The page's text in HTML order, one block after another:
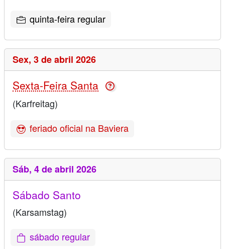
quinta-feira regular
Sex, 3 de abril 2026
Sexta-Feira Santa
(Karfreitag)
feriado oficial na Baviera
Sáb, 4 de abril 2026
Sábado Santo
(Karsamstag)
sábado regular